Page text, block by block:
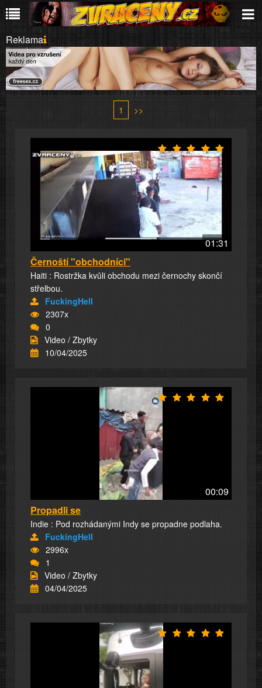
Reklama
1 >>
01:31
Černoští "obchodníci"
Haiti : Rostržka kvůli obchodu mezi černochy skončí
střelbou.
FuckingHell
2307x
0
Video / Zbytky
10/04/2025
00:09
Propadli se
Indie : Pod rozhádanými Indy se propadne podlaha.
FuckingHell
2996x
1
Video / Zbytky
04/04/2025